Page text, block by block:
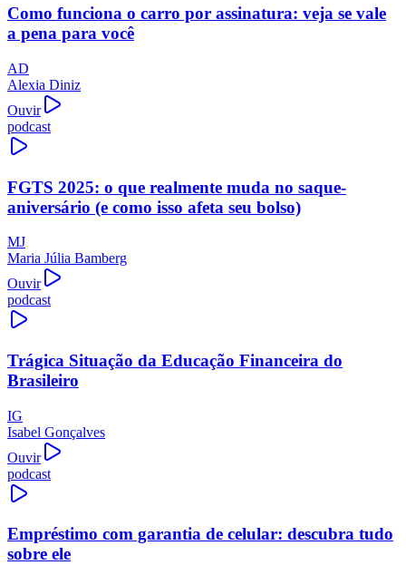
Como funciona o carro por assinatura: veja se vale
a pena para você
AD
Alexia Diniz
Ouvir
podcast
FGTS 2025: o que realmente muda no saque-
aniversário (e como isso afeta seu bolso)
MJ
Maria Júlia Bamberg
Ouvir
podcast
Trágica Situação da Educação Financeira do
Brasileiro
IG
Isabel Gonçalves
Ouvir
podcast
Empréstimo com garantia de celular: descubra tudo
sobre ele